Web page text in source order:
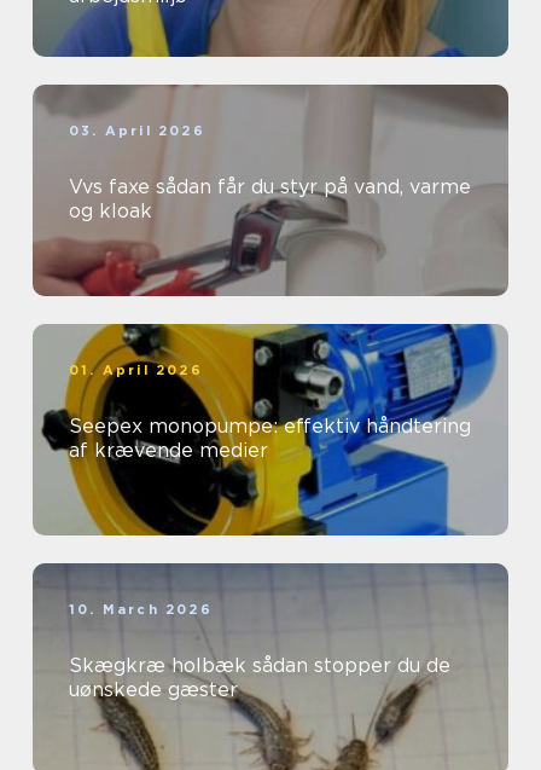
03. April 2026
Vvs faxe sådan får du styr på vand, varme
og kloak
01. April 2026
Seepex monopumpe: effektiv håndtering
af krævende medier
10. March 2026
Skægkræ holbæk sådan stopper du de
uønskede gæster